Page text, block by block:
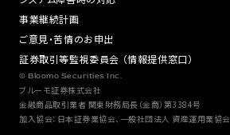
事業継続計画
ご意見・苦情のお申出
証券取引等監視委員会 （情報提供窓口）
© Bloomo Securities Inc.
ブルーモ証券株式会社
金融商品取引業者 関東財務局長（金商）第3384号
加入協会：日本証券業協会、一般社団法人 資産運用業協会